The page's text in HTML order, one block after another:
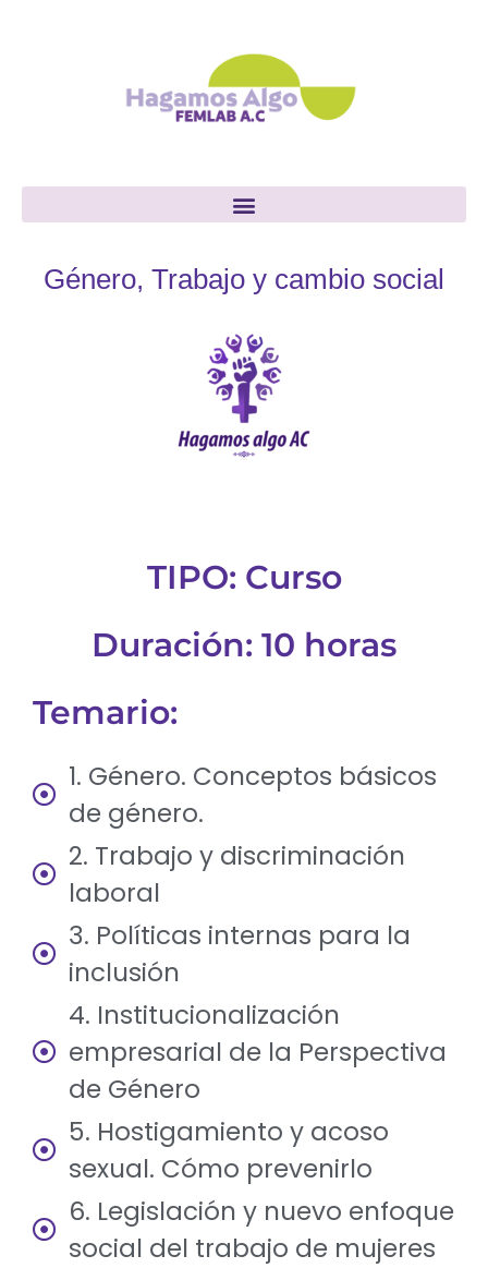
Género, Trabajo y cambio social
TIPO: Curso
Duración: 10 horas
Temario:
1. Género. Conceptos básicos
de género.
2. Trabajo y discriminación
laboral
3. Políticas internas para la
inclusión
4. Institucionalización
empresarial de la Perspectiva
de Género
5. Hostigamiento y acoso
sexual. Cómo prevenirlo
6. Legislación y nuevo enfoque
social del trabajo de mujeres